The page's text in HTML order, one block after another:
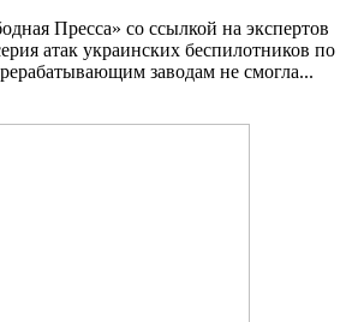
Пресса» со ссылкой на экспертов
атак украинских беспилотников по
заводам не смогла...